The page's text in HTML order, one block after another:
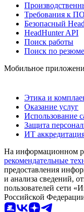
Требования к ПО
Безопасный
HeadHunter API
Поиск работы
Поиск по резюме
Мобильное
Этика и
Оказание услуг
Использование
Защита
ИТ
На информационном
рекомендательные
предоставления
и анализа сведений,
пользователей сети
Российской